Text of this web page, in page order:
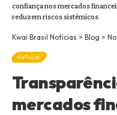
confiança nos mercados
reduzem riscos sistémicos.
Kwai Brasil Notícias > Blog >
Noticias
mercados